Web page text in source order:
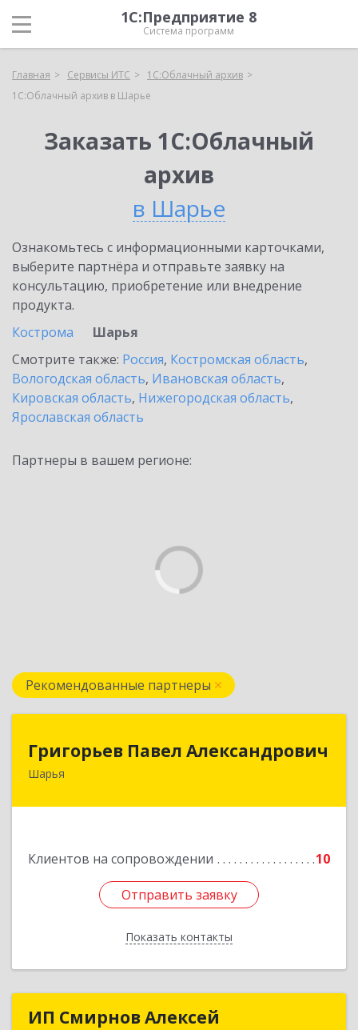
1С:Предприятие 8
Система программ
Главная Сервисы ИТС
1С:Облачный архив
1С:Облачный архив в Шарье
Заказать 1С:Облачный
архив
в Шарье
Ознакомьтесь с информационными карточками,
выберите партнёра и отправьте заявку на
консультацию, приобретение или внедрение
продукта.
Кострома
Шарья
Смотрите также: Россия, Костромская область,
Вологодская область, Ивановская область,
Кировская область, Нижегородская область,
Ярославская область
Партнеры в вашем регионе:
Рекомендованные партнеры
Григорьев Павел Александрович
Шарья
Клиентов на сопровождении 10
Отправить заявку
Показать контакты
157505, Костромская область, город Шарья,
Отправить заявку
Назад
ИП Смирнов АлексейИП Смирнов Алексей